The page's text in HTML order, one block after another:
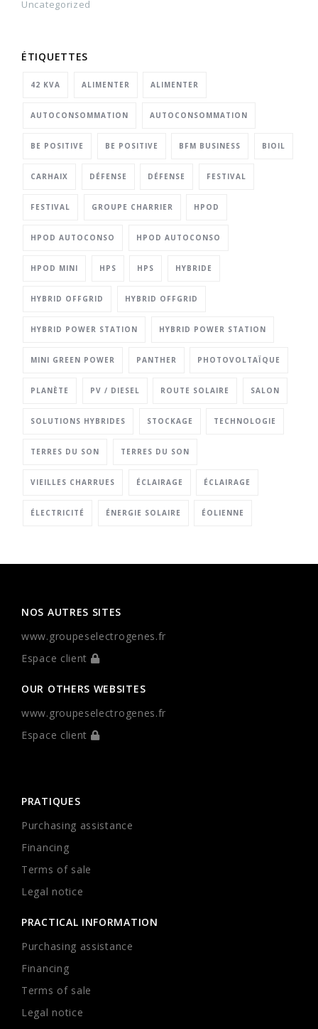
Uncategorized
ÉTIQUETTES
42 KVA ALIMENTER ALIMENTER
AUTOCONSOMMATION AUTOCONSOMMATION
BE POSITIVE BE POSITIVE BFM BUSINESS BIOIL
CARHAIX DÉFENSE DÉFENSE FESTIVAL
FESTIVAL GROUPE CHARRIER HPOD
HPOD AUTOCONSO HPOD AUTOCONSO
HPOD MINI HPS HPS HYBRIDE
HYBRID OFFGRID HYBRID OFFGRID
HYBRID POWER STATION HYBRID POWER STATION
MINI GREEN POWER PANTHER PHOTOVOLTAÏQUE
PLANÈTE PV / DIESEL ROUTE SOLAIRE SALON
SOLUTIONS HYBRIDES STOCKAGE TECHNOLOGIE
TERRES DU SON TERRES DU SON
VIEILLES CHARRUES ÉCLAIRAGE ÉCLAIRAGE
ÉLECTRICITÉ ÉNERGIE SOLAIRE ÉOLIENNE
NOS AUTRES SITES
www.groupeselectrogenes.fr
Espace client
OUR OTHERS WEBSITES
www.groupeselectrogenes.fr
Espace client
PRATIQUES
Purchasing assistance
Financing
Terms of sale
Legal notice
PRACTICAL INFORMATION
Purchasing assistance
Financing
Terms of sale
Legal notice